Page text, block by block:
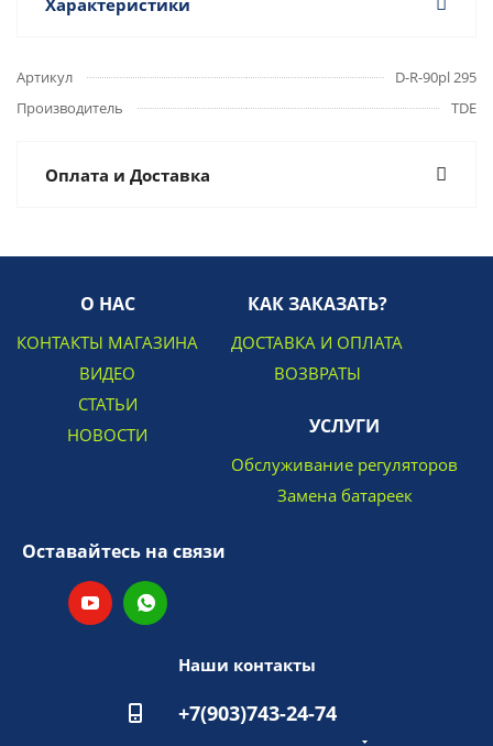
Характеристики
Артикул
D-R-90pl 295
Производитель
TDE
Оплата и Доставка
О НАС
КОНТАКТЫ МАГАЗИНА
ВИДЕО
СТАТЬИ
НОВОСТИ
КАК ЗАКАЗАТЬ?
ДОСТАВКА И ОПЛАТА
ВОЗВРАТЫ
УСЛУГИ
Обслуживание регуляторов
Замена батареек
Оставайтесь на связи
Наши контакты
+7(903)743-24-74